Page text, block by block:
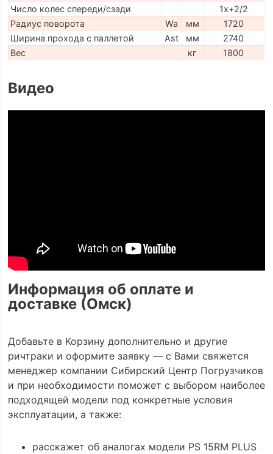
Число колес спереди/сзади
1x+2/2
Радиус поворота
Wa мм
1720
Ширина прохода с паллетой
Ast мм
2740
Вес
кг 1800
Видео
Информация об оплате и
доставке (Омск)
Добавьте в Корзину дополнительно и другие
ричтраки и оформите заявку — с Вами свяжется
менеджер компании Сибирский Центр Погрузчиков
и при необходимости поможет с выбором наиболее
подходящей модели под конкретные условия
эксплуатации, а также:
расскажет об аналогах модели PS 15RM PLUS